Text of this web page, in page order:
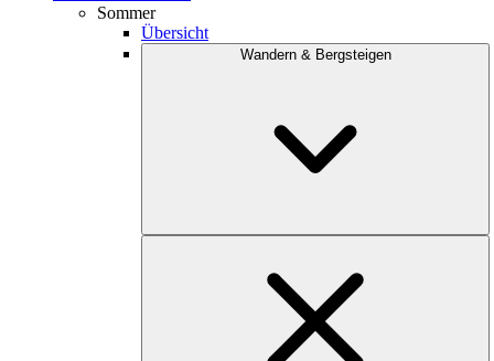
Sommer
Übersicht
Wandern & Bergsteigen